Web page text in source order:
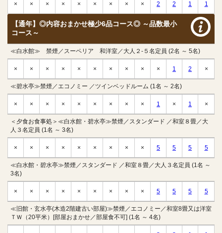
× × × × × × × × × 2 2 1 1
【通年】◎内容おまかせ極少6品コース◎ ～品数最小
コース～
≪白水館≫ 禁煙／スーペリア 和洋室／大人２-５名定員 (2名 ～ 5名)
× × × × × × × × × × 1 2 ×
≪碧水亭≫禁煙／エコノミー ／ツインベッドルーム (1名 ～ 2名)
× × × × × × × × × 1 × 1 ×
＜夕食お食事処＞≪白水館・碧水亭≫禁煙／スタンダード ／和室８畳／大
人３名定員 (1名 ～ 3名)
× × × × × × × × × 5 5 5 5
≪白水館・碧水亭≫禁煙／スタンダード ／和室８畳／大人３名定員 (1名 ～
3名)
× × × × × × × × × 5 5 5 5
≪旧館・玄水亭(木造2階建古い部屋)≫禁煙／エコノミー／和室8畳又は洋室
ＴＷ（20平米）[部屋おまかせ／部屋食不可] (1名 ～ 4名)